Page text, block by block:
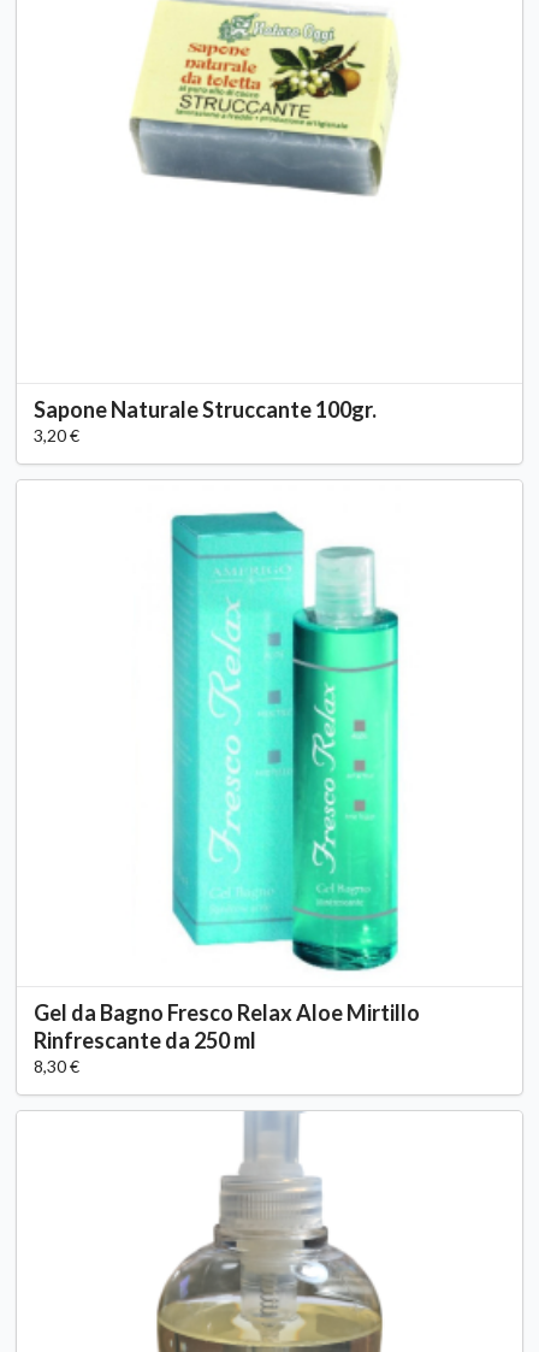
Sapone Naturale Struccante 100gr.
3,20 €
Gel da Bagno Fresco Relax Aloe Mirtillo
Rinfrescante da 250 ml
8,30 €